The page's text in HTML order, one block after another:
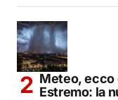
Meteo, ecco
Estremo: la